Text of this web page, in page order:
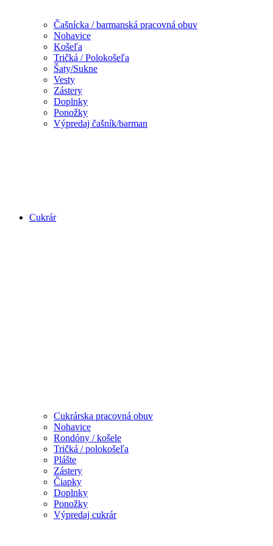
Čašnícka / barmanská pracovná obuv
Nohavice
Košeľa
Tričká / Polokošeľa
Šaty/Sukne
Vesty
Zástery
Doplnky
Ponožky
Výpredaj čašník/barman
Cukrár
Cukrárska pracovná obuv
Nohavice
Rondóny / košele
Tričká / polokošeľa
Plášte
Zástery
Čiapky
Doplnky
Ponožky
Výpredaj cukrár